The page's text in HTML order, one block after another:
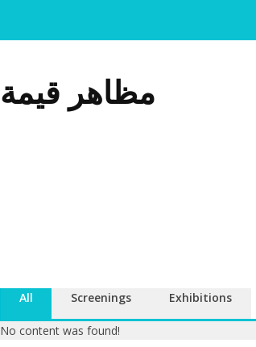
مظاهر قيمة
All Screenings Exhibitions
No content was found!